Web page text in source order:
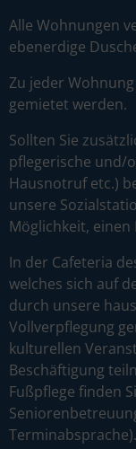
Alle Wohnungen
ebenerdige
Zu jeder
gemietet werden.
Sollten Sie
pflegerische und/
Hausnotruf etc.)
unsere
Möglichkeit,
In der Cafeteria
welches sich auf
durch unsere
Vollverpflegung
kulturellen
Beschäftigung
Fußpflege finden
Terminabsprache).